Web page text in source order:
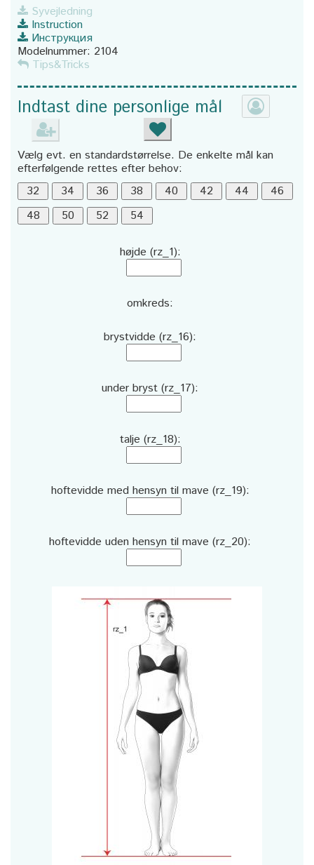
Syvejledning
Instruction
Инструкция
Modelnummer: 2104
Tips&Tricks
Indtast dine personlige mål
Vælg evt. en standardstørrelse. De enkelte mål kan
efterfølgende rettes efter behov:
højde (rz_1):
omkreds:
brystvidde (rz_16):
under bryst (rz_17):
talje (rz_18):
hoftevidde med hensyn til mave (rz_19):
hoftevidde uden hensyn til mave (rz_20):